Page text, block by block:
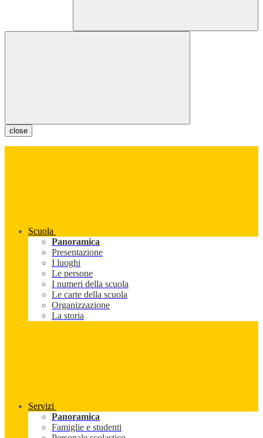
close
Scuola
Panoramica
Presentazione
I luoghi
Le persone
I numeri della scuola
Le carte della scuola
Organizzazione
La storia
Servizi
Panoramica
Famiglie e studenti